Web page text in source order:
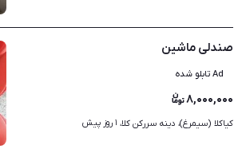
صندلی ماشین
Ad تابلو شده
۸,۰۰۰,۰۰۰
کیاکلا (سیمرغ)، دینه سررکن کلا، ۱ روز پیش